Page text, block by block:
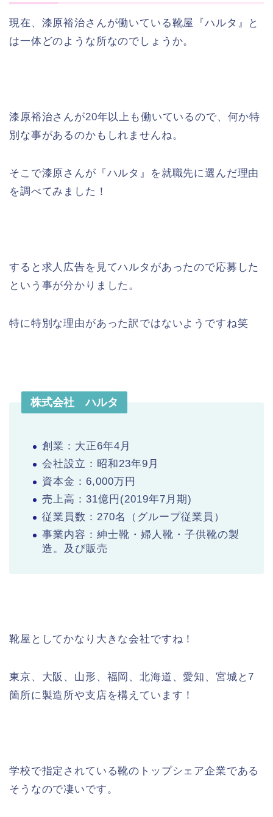
現在、漆原裕治さんが働いている靴屋『ハルタ』と
は一体どのような所なのでしょうか。
漆原裕治さんが20年以上も働いているので、何か特
別な事があるのかもしれませんね。
そこで漆原さんが『ハルタ』を就職先に選んだ理由
を調べてみました！
すると求人広告を見てハルタがあったので応募した
という事が分かりました。
特に特別な理由があった訳ではないようですね笑
株式会社 ハルタ
創業：大正6年4月
会社設立：昭和23年9月
資本金：6,000万円
売上高：31億円(2019年7月期)
従業員数：270名（グループ従業員）
事業内容：紳士靴・婦人靴・子供靴の製
造。及び販売
靴屋としてかなり大きな会社ですね！
東京、大阪、山形、福岡、北海道、愛知、宮城と7
箇所に製造所や支店を構えています！
学校で指定されている靴のトップシェア企業である
そうなので凄いです。